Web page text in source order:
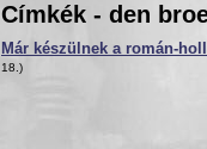
Címkék - den
Már készülnek a román-
18.)